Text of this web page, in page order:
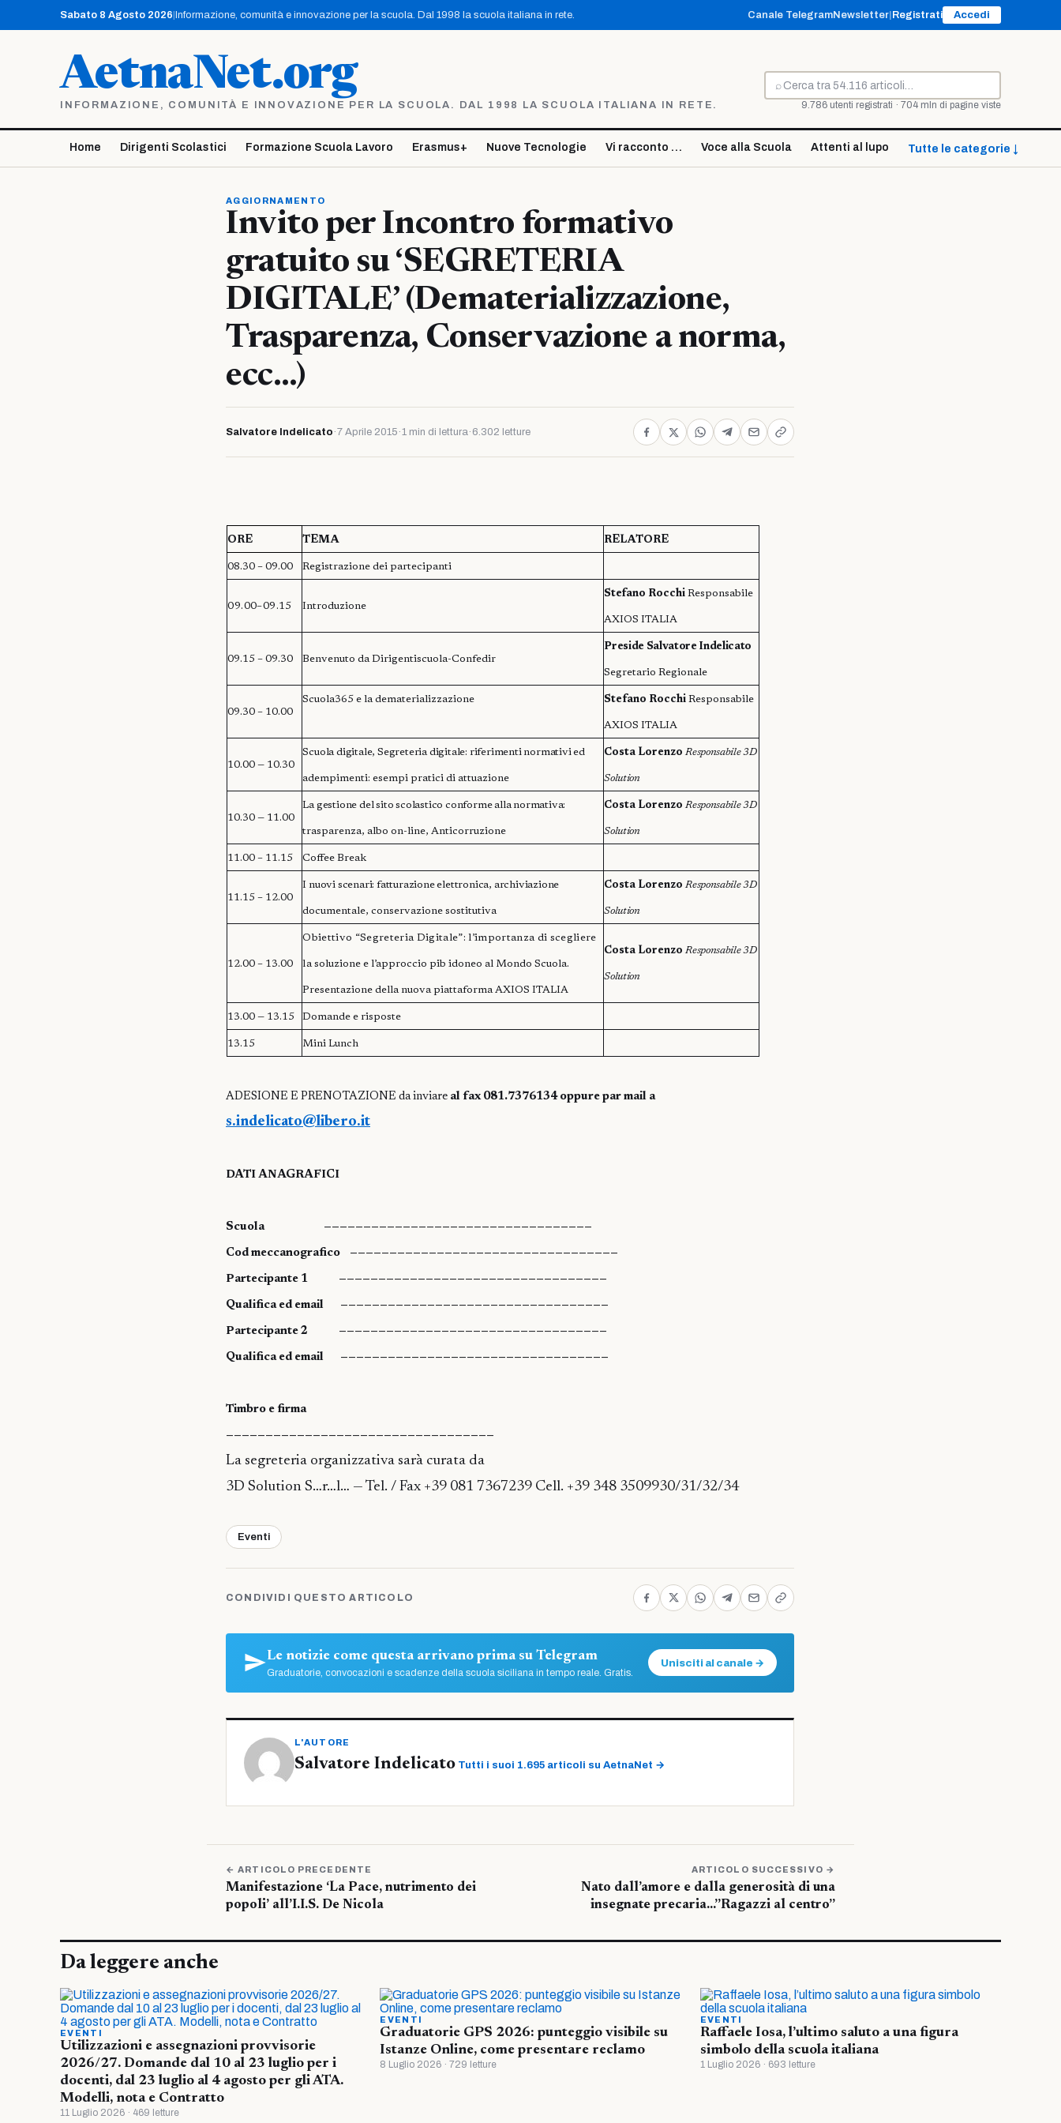
contenuto
Sabato 8 Agosto 2026 Informazione, comunità e innovazione per la scuola. Dal 1998 la scuola italiana in rete. Canale TelegramNewsletter Registrati Accedi
AetnaNet.org
INFORMAZIONE, COMUNITÀ E INNOVAZIONE PER LA SCUOLA. DAL 1998 LA SCUOLA ITALIANA IN RETE.
⌕
Cerca
9.786 utenti registrati · 704 mln di pagine viste
Home Dirigenti Scolastici Formazione Scuola Lavoro Erasmus+ Nuove Tecnologie Vi racconto … Voce alla Scuola Attenti al lupo Tutte le categorie ↓
AGGIORNAMENTO
Invito per Incontro formativo
gratuito su ‘SEGRETERIA
DIGITALE’ (Dematerializzazione,
Trasparenza, Conservazione a norma,
ecc…)
Salvatore Indelicato ·7 Aprile 2015 ·1 min di lettura· 6.302 letture
ORE TEMA RELATORE
08.30 – 09.00 Registrazione dei partecipanti
09.00–09.15 Introduzione
Stefano RocchiResponsabile
AXIOS ITALIA
09.15 – 09.30 Benvenuto da Dirigentiscuola-Confedir
Preside Salvatore Indelicato
Segretario Regionale
09.30 – 10.00
Scuola365 e la dematerializzazione Stefano RocchiResponsabile
AXIOS ITALIA
10.00 — 10.30
Scuola digitale, Segreteria digitale: riferimenti normativi ed
adempimenti: esempi pratici di attuazione
Costa LorenzoResponsabile 3D
Solution
10.30 — 11.00
La gestione del sito scolastico conforme alla normativa:
trasparenza, albo on-line, Anticorruzione
Costa LorenzoResponsabile 3D
Solution
11.00 – 11.15 Coffee Break
11.15 – 12.00
I nuovi scenari: fatturazione elettronica, archiviazione
documentale, conservazione sostitutiva
Costa LorenzoResponsabile 3D
Solution
12.00 – 13.00
Obiettivo “Segreteria Digitale”: l’importanza di scegliere
lasoluzione e l’approccio pib idoneo al Mondo Scuola.
Presentazione della nuova piattaforma AXIOS ITALIA
Costa LorenzoResponsabile 3D
Solution
13.00 — 13.15 Domande e risposte
13.15 Mini Lunch
ADESIONE E PRENOTAZIONE da inviare al fax 081.7376134 oppure par mail a
s.indelicato@libero.it
DATI ANAGRAFICI
Scuola ——————————————————————————————————
Cod meccanografico ——————————————————————————————————
Partecipante 1 ——————————————————————————————————
Qualifica ed email ——————————————————————————————————
Partecipante 2 ——————————————————————————————————
Qualifica ed email ——————————————————————————————————
Timbro e firma
——————————————————————————————————
La segreteria organizzativa sarà curata da
3D Solution S…r…l… — Tel. / Fax +39 081 7367239 Cell. +39 348 3509930/31/32/34
Eventi
CONDIVIDI QUESTO ARTICOLO
Le notizie come questa arrivano prima su Telegram
Graduatorie, convocazioni e scadenze della scuola siciliana in tempo reale. Gratis.
Unisciti al canale →
L'AUTORE
Salvatore Indelicato Tutti i suoi 1.695 articoli su AetnaNet →
← ARTICOLO PRECEDENTE
Manifestazione ‘La Pace, nutrimento dei
popoli’ all’I.I.S. De Nicola
ARTICOLO SUCCESSIVO →
Nato dall’amore e dalla generosità di una
insegnate precaria…”Ragazzi al centro”
Da leggere anche
EVENTI
Utilizzazioni e assegnazioni provvisorie
2026/27. Domande dal 10 al 23 luglio per i
docenti, dal 23 luglio al 4 agosto per gli ATA.
Modelli, nota e Contratto
11 Luglio 2026 · 469 letture
EVENTI
Graduatorie GPS 2026: punteggio visibile su
Istanze Online, come presentare reclamo
8 Luglio 2026 · 729 letture
EVENTI
Raffaele Iosa, l’ultimo saluto a una figura
simbolo della scuola italiana
1 Luglio 2026 · 693 letture